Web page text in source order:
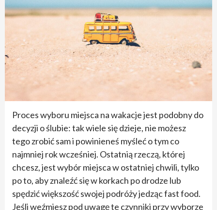
Proces wyboru miejsca na wakacje jest podobny do
decyzji o ślubie: tak wiele się dzieje, nie możesz
tego zrobić sam i powinieneś myśleć o tym co
najmniej rok wcześniej. Ostatnią rzeczą, której
chcesz, jest wybór miejsca w ostatniej chwili, tylko
po to, aby znaleźć się w korkach po drodze lub
spędzić większość swojej podróży jedząc fast food.
Jeśli weźmiesz pod uwagę te czynniki przy wyborze